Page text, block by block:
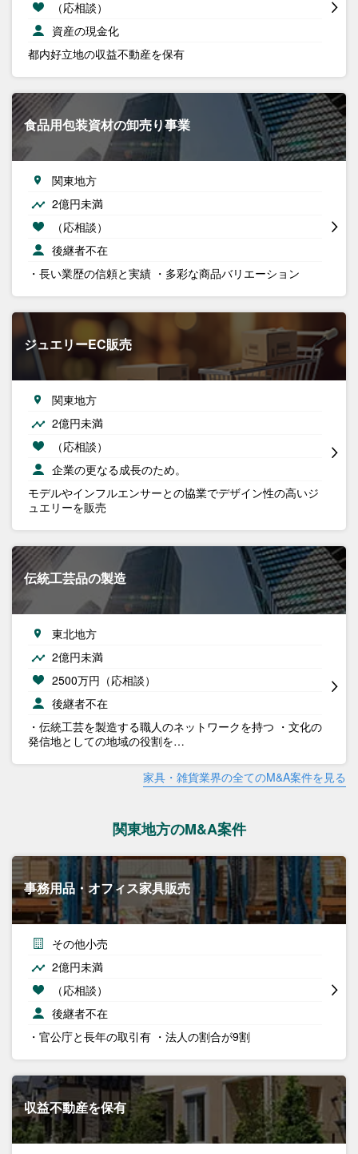
（応相談）
資産の現金化
都内好立地の収益不動産を保有
食品用包装資材の卸売り事業
関東地方
2億円未満
（応相談）
後継者不在
・長い業歴の信頼と実績 ・多彩な商品バリエーション
ジュエリーEC販売
関東地方
2億円未満
（応相談）
企業の更なる成長のため。
モデルやインフルエンサーとの協業でデザイン性の高いジ
ュエリーを販売
伝統工芸品の製造
東北地方
2億円未満
2500万円（応相談）
後継者不在
・伝統工芸を製造する職人のネットワークを持つ ・文化の
発信地としての地域の役割を…
家具・雑貨業界の全てのM&A案件を見る
関東地方のM&A案件
事務用品・オフィス家具販売
その他小売
2億円未満
（応相談）
後継者不在
・官公庁と長年の取引有 ・法人の割合が9割
収益不動産を保有